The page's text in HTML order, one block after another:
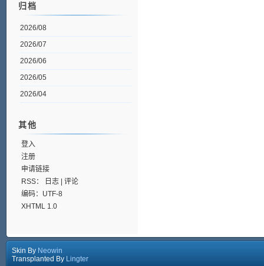
归档
2026/08
2026/07
2026/06
2026/05
2026/04
其他
登入
注册
申请链接
RSS：
日志| 评论
编码：UTF-8
XHTML 1.0
Skin By Neowin
Transplanted By Lingter